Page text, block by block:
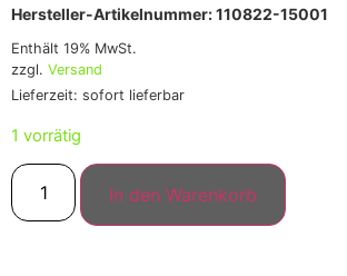
Hersteller-Artikelnummer: 110822-15001
Enthält 19% MwSt.
zzgl. Versand
Lieferzeit: sofort lieferbar
1 vorrätig
In den Warenkorb